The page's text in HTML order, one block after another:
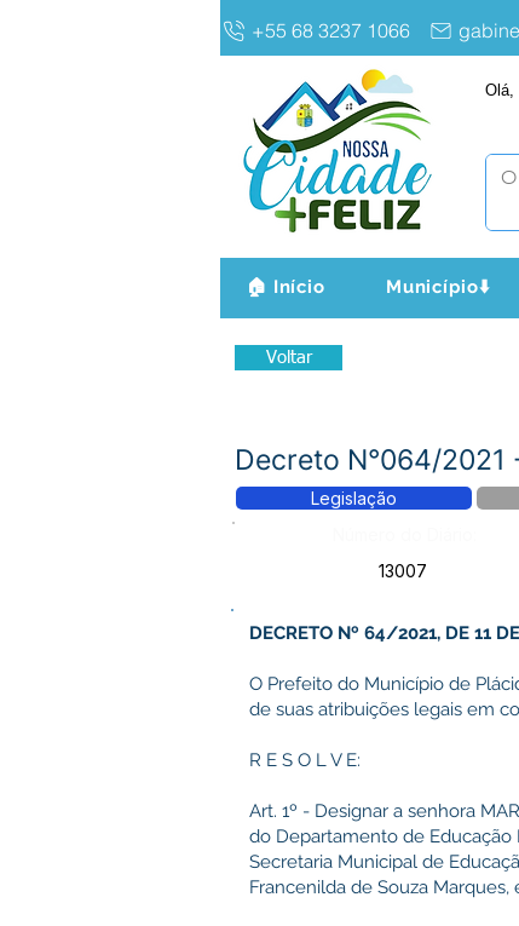
+55 68 3237 1066
Olá,
🏠 Início Município⬇️
Voltar
Decreto N°064/2021
Legislação
13007
DECRETO Nº 64/2021, DE 11
O Prefeito do Município de
de suas atribuições legais em
R E S O L V E:
Art. 1º - Designar a senhora
do Departamento de Educação
Secretaria Municipal de
Francenilda de Souza